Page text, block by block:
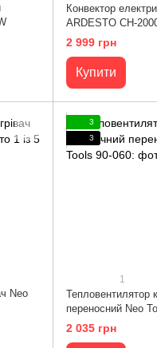
Конвектор
ARDESTO CH-
2 999 грн
Купити
Neo
3
3
1
Тепловентилятор
переносний Neo
2 035 грн